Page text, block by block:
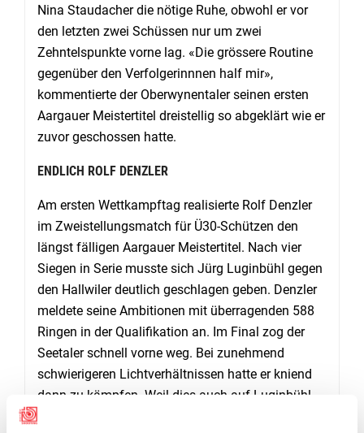
Nina Staudacher die nötige Ruhe, obwohl er vor
den letzten zwei Schüssen nur um zwei
Zehntelspunkte vorne lag. «Die grössere Routine
gegenüber den Verfolgerinnnen half mir»,
kommentierte der Oberwynentaler seinen ersten
Aargauer Meistertitel dreistellig so abgeklärt wie er
zuvor geschossen hatte.
ENDLICH ROLF DENZLER
Am ersten Wettkampftag realisierte Rolf Denzler
im Zweistellungsmatch für Ü30-Schützen den
längst fälligen Aargauer Meistertitel. Nach vier
Siegen in Serie musste sich Jürg Luginbühl gegen
den Hallwiler deutlich geschlagen geben. Denzler
meldete seine Ambitionen mit überragenden 588
Ringen in der Qualifikation an. Im Final zog der
Seetaler schnell vorne weg. Bei zunehmend
schwierigeren Lichtverhältnissen hatte er kniend
dann zu kämpfen. Weil dies auch auf Luginbühl